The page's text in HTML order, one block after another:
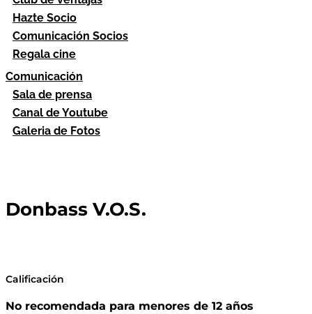
Hazte Socio
Comunicación Socios
Regala cine
Comunicación
Sala de prensa
Canal de Youtube
Galeria de Fotos
Donbass V.O.S.
Calificación
No recomendada para menores de 12 años